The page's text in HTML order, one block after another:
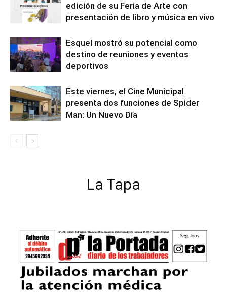
edición de su Feria de Arte con
presentación de libro y música en vivo
Esquel mostró su potencial como
destino de reuniones y eventos
deportivos
Este viernes, el Cine Municipal
presenta dos funciones de Spider
Man: Un Nuevo Día
La Tapa